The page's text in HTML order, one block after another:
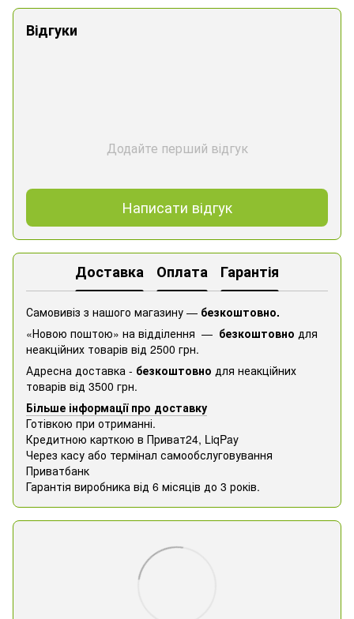
Відгуки
Додайте перший відгук
Написати відгук
Доставка Оплата Гарантія
Самовивіз з нашого магазину — безкоштовно.
«Новою поштою» на відділення — безкоштовно для
неакційних товарів від 2500 грн.
Адресна доставка - безкоштовно для неакційних
товарів від 3500 грн.
Більше інформації про доставку
Готівкою при отриманні.
Кредитною карткою в Приват24, ​​LiqPay
Через касу або термінал самообслуговування
Приватбанк
Гарантія виробника від 6 місяців до 3 років.